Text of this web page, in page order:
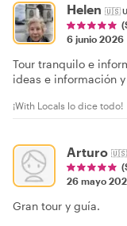
Helen 🇺🇸
6 junio 2026
Tour tranquilo e
ideas e información
¡With Locals lo dice todo!
Arturo 🇺🇸
26 mayo
Gran tour y guía.